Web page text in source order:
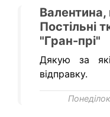
Постільні
"Гран-прі"
Дякую за
відправку.